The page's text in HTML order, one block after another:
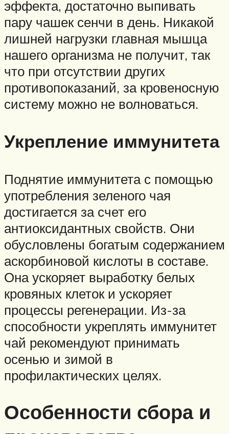
эффекта, достаточно выпивать
пару чашек сенчи в день. Никакой
лишней нагрузки главная мышца
нашего организма не получит, так
что при отсутствии других
противопоказаний, за кровеносную
систему можно не волноваться.
Укрепление иммунитета
Поднятие иммунитета с помощью
употребления зеленого чая
достигается за счет его
антиоксидантных свойств. Они
обусловлены богатым содержанием
аскорбиновой кислоты в составе.
Она ускоряет выработку белых
кровяных клеток и ускоряет
процессы регенерации. Из-за
способности укреплять иммунитет
чай рекомендуют принимать
осенью и зимой в
профилактических целях.
Особенности сбора и